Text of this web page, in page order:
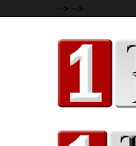
--> -->